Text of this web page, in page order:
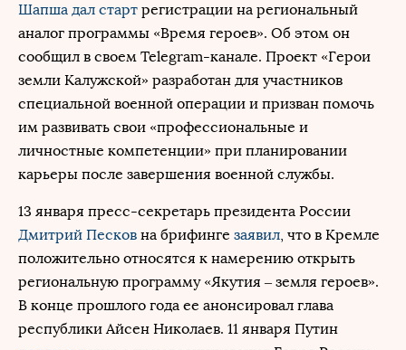
Шапша дал старт регистрации на региональный
аналог программы «Время героев». Об этом он
сообщил в своем Telegram-канале. Проект «Герои
земли Калужской» разработан для участников
специальной военной операции и призван помочь
им развивать свои «профессиональные и
личностные компетенции» при планировании
карьеры после завершения военной службы.
13 января пресс-секретарь президента России
Дмитрий Песков на брифинге заявил, что в Кремле
положительно относятся к намерению открыть
региональную программу «Якутия – земля героев».
В конце прошлого года ее анонсировал глава
республики Айсен Николаев. 11 января Путин